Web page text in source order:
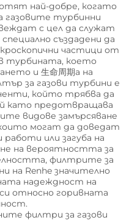
най-добре, когато
газовите турбинни
с цел да служат
създадени да
частици от
в турбината, което
и 生命周期а на
за газови турбини е
който трябва да
като предотвращава
видове замърсяване
могат да доведат
или загуба на
на вероятността за
филтрите за
на Renhe значително
надеждност на
относно горивната
филтри за газови